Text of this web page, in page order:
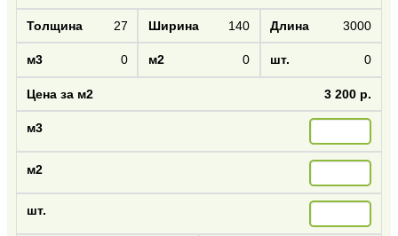
27 140 3000
0 0 0
3 200 р.